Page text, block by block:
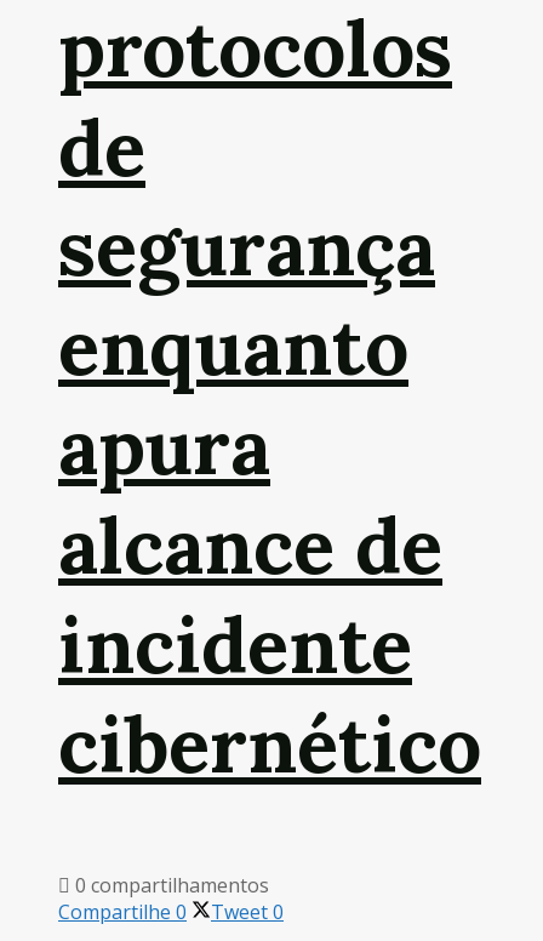
protocolos
de
segurança
enquanto
apura
alcance de
incidente
cibernético
0 compartilhamentos
Compartilhe 0 Tweet0